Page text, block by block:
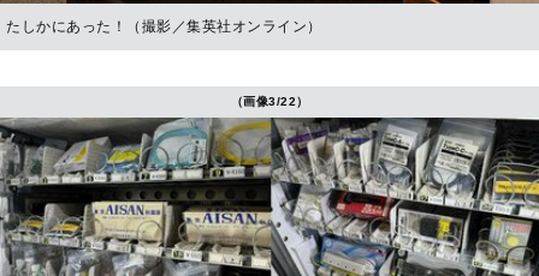
たしかにあった！（撮影／集英社オンライン）
（画像3/22）